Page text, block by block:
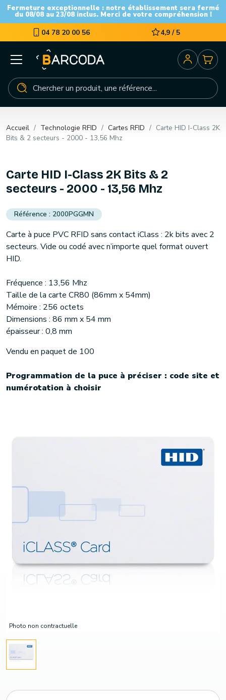
Fermeture exceptionnelle : notre établissement sera fermé
du 08/08 au 23/08 inclus. Merci de votre compréhension !
04 78 20 00 56 4,9 / 5
Accueil Technologie RFID Cartes RFID
Carte HID I-Class 2K
Bits & 2 secteurs - 2000 - 13,56 Mhz
Photo non contractuelle
Carte HID I-Class 2K Bits & 2
secteurs - 2000 - 13,56 Mhz
2000PGGMN
Carte à puce PVC RFID sans contact iClass : 2k bits avec 2
secteurs. Vide ou codé avec n’importe quel format ouvert
HID.
Fréquence : 13,56 Mhz
Taille de la carte CR80 (86mm x 54mm)
Mémoire : 256 octets
Dimensions : 86 mm x 54 mm
épaisseur : 0,8 mm
Vendu en paquet de 100
Programmation de la puce à préciser : code site et
numérotation à choisir